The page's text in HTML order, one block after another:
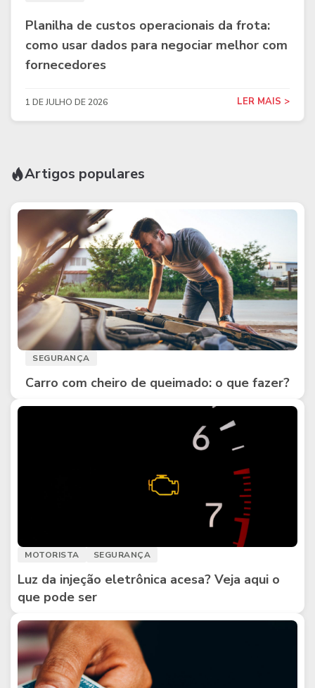
Planilha de custos operacionais da frota:
como usar dados para negociar melhor com
fornecedores
1 DE JULHO DE 2026 LER MAIS >
Artigos populares
SEGURANÇA
Carro com cheiro de queimado: o que fazer?
MOTORISTA SEGURANÇA
Luz da injeção eletrônica acesa? Veja aqui o
que pode ser